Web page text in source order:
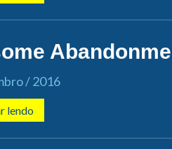
/ 2016
lendo